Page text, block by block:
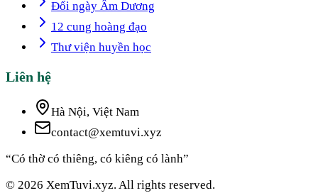
Đổi ngày Âm Dương
12 cung hoàng đạo
Thư viện huyền học
Liên hệ
Hà Nội, Việt Nam
contact@xemtuvi.xyz
“Có thờ có thiêng, có kiêng có lành”
© 2026 XemTuvi.xyz. All rights reserved.